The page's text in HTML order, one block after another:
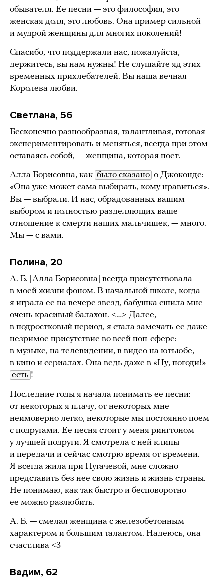
обывателя. Ее песни — это философия, это
женская доля, это любовь. Она пример сильной
и мудрой женщины для многих поколений!
Спасибо, что поддержали нас, пожалуйста,
держитесь, вы нам нужны! Не слушайте яд этих
временных прихлебателей. Вы наша вечная
Королева любви.
Светлана, 56
Бесконечно разнообразная, талантливая, готовая
экспериментировать и меняться, всегда при этом
оставаясь собой, — женщина, которая поет.
Алла Борисовна, как было сказано о Джоконде:
«Она уже может сама выбирать, кому нравиться».
Вы — выбрали. И нас, обрадованных вашим
выбором и полностью разделяющих ваше
отношение к смерти наших мальчишек, — много.
Мы — с вами.
Полина, 20
А. Б. [Алла Борисовна] всегда присутствовала
в моей жизни фоном. В начальной школе, когда
я играла ее на вечере звезд, бабушка сшила мне
очень красивый балахон. <…> Далее,
в подростковый период, я стала замечать ее даже
незримое присутствие во всей поп-сфере:
в музыке, на телевидении, в видео на ютьюбе,
в кино и сериалах. Она ведь даже в «Ну, погоди!»
есть !
Последние годы я начала понимать ее песни:
от некоторых я плачу, от некоторых мне
неимоверно легко, некоторые мы постоянно поем
с подругами. Ее песня стоит у меня рингтоном
у лучшей подруги. Я смотрела с ней клипы
и передачи и сейчас смотрю время от времени.
Я всегда жила при Пугачевой, мне сложно
представить без нее свою жизнь и жизнь страны.
Не понимаю, как так быстро и бесповоротно
ее можно разлюбить.
А. Б. — смелая женщина с железобетонным
характером и большим талантом. Надеюсь, она
счастлива <3
Вадим, 62